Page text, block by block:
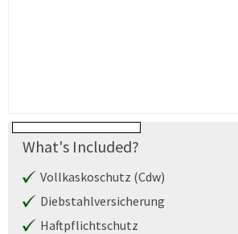
What's Included?
Vollkaskoschutz (Cdw)
Diebstahlversicherung
Haftpflichtschutz